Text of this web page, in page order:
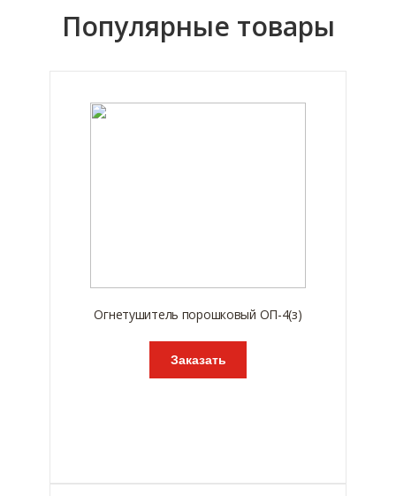
Популярные товары
Огнетушитель порошковый ОП-4(з)
Заказать